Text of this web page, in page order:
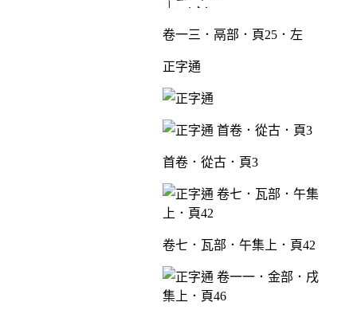
卷一三．鬲部．頁25．左
正字通
首卷．從古．頁3
卷七．瓦部．午集上．頁42